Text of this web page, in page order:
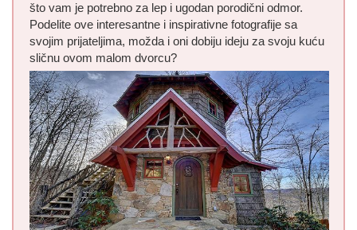
što vam je potrebno za lep i ugodan porodični odmor.
Podelite ove interesantne i inspirativne fotografije sa
svojim prijateljima, možda i oni dobiju ideju za svoju kuću
sličnu ovom malom dvorcu?